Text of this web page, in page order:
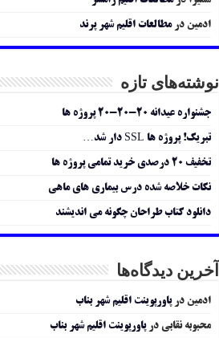
ادمین درمطالعات اقلیم شهر پرند
نوشته‌های تازه
جشنواره عیدانه ۲۰-۲۰-۲۰ پروژه ها
تبریک! پروژه ها SSL دار شد…
تخفیف ۲۰ درصدی خرید تمامی پروژه ها
نکات خلاصه شده درس بیماری های ماهی
دانلود کتاب طراحان چگونه می اندیشند
آخرین دیدگاه‌ها
ادمین درپاورپوینت اقلیم شهر بناب
محبوبه نقابی درپاورپوینت اقلیم شهر بناب